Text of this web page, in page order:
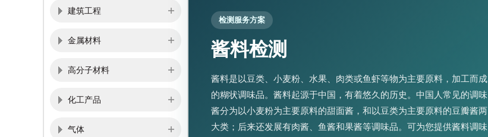
建筑工程
金属材料
高分子材料
化工产品
气体
检测服务方案
酱料检测
酱料是以豆类、小麦粉、水果、肉类或鱼虾等物为主要原料，加工而成
的糊状调味品。酱料起源于中国，有着悠久的历史。中国人常见的调味
酱分为以小麦粉为主要原料的甜面酱，和以豆类为主要原料的豆瓣酱两
大类；后来还发展有肉酱、鱼酱和果酱等调味品。可为您提供酱料调味